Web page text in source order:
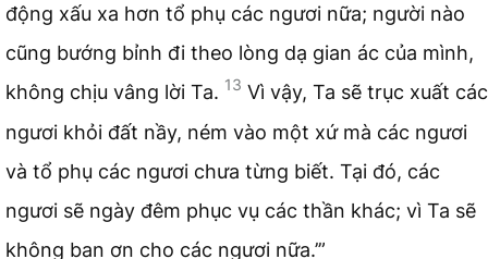
động xấu xa hơn tổ phụ các ngươi nữa; người nào
cũng bướng bỉnh đi theo lòng dạ gian ác của mình,
không chịu vâng lời Ta. 13 Vì vậy, Ta sẽ trục xuất các
ngươi khỏi đất nầy, ném vào một xứ mà các ngươi
và tổ phụ các ngươi chưa từng biết. Tại đó, các
ngươi sẽ ngày đêm phục vụ các thần khác; vì Ta sẽ
không ban ơn cho các ngươi nữa.’”